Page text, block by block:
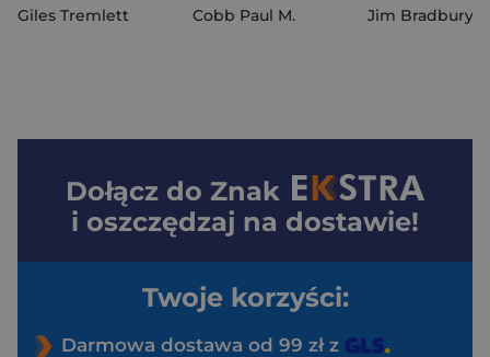
Giles Tremlett
Cobb Paul M.
Jim Bradbury
Dołącz do Znak
i oszczędzaj na dostawie!
Twoje korzyści:
Darmowa dostawa od 99 zł z